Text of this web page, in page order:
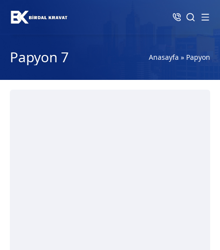
Papyon 7 Anasayfa » Papyon